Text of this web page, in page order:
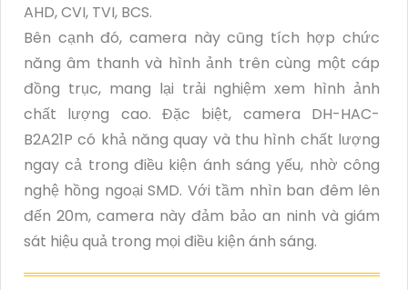
AHD, CVI, TVI, BCS.
Bên cạnh đó, camera này cũng tích hợp chức
năng âm thanh và hình ảnh trên cùng một cáp
đồng trục, mang lại trải nghiệm xem hình ảnh
chất lượng cao. Đặc biệt, camera DH-HAC-
B2A21P có khả năng quay và thu hình chất lượng
ngay cả trong điều kiện ánh sáng yếu, nhờ công
nghệ hồng ngoại SMD. Với tầm nhìn ban đêm lên
đến 20m, camera này đảm bảo an ninh và giám
sát hiệu quả trong mọi điều kiện ánh sáng.